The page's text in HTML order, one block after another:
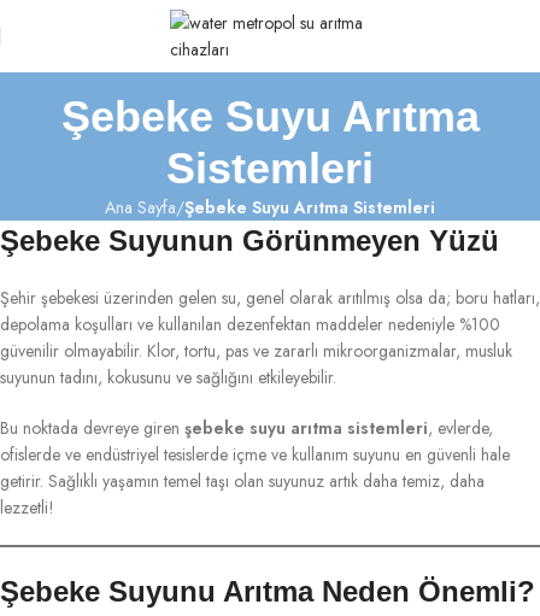
Şebeke Suyu Arıtma
Sistemleri
Ana Sayfa Şebeke Suyu Arıtma Sistemleri
Şebeke Suyunun Görünmeyen Yüzü
Şehir şebekesi üzerinden gelen su, genel olarak arıtılmış olsa da; boru hatları,
depolama koşulları ve kullanılan dezenfektan maddeler nedeniyle %100
güvenilir olmayabilir. Klor, tortu, pas ve zararlı mikroorganizmalar, musluk
suyunun tadını, kokusunu ve sağlığını etkileyebilir.
Bu noktada devreye giren şebeke suyu arıtma sistemleri, evlerde,
ofislerde ve endüstriyel tesislerde içme ve kullanım suyunu en güvenli hale
getirir. Sağlıklı yaşamın temel taşı olan suyunuz artık daha temiz, daha
lezzetli!
Şebeke Suyunu Arıtma Neden Önemli?